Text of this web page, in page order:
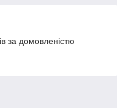
за домовленістю